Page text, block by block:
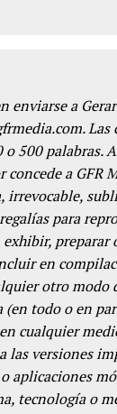
enviarse a
o 500 palabras.
a GFR
irrevocable,
para
preparar
en
otro modo
todo o en
cualquier
las versiones
aplicaciones
tecnología o